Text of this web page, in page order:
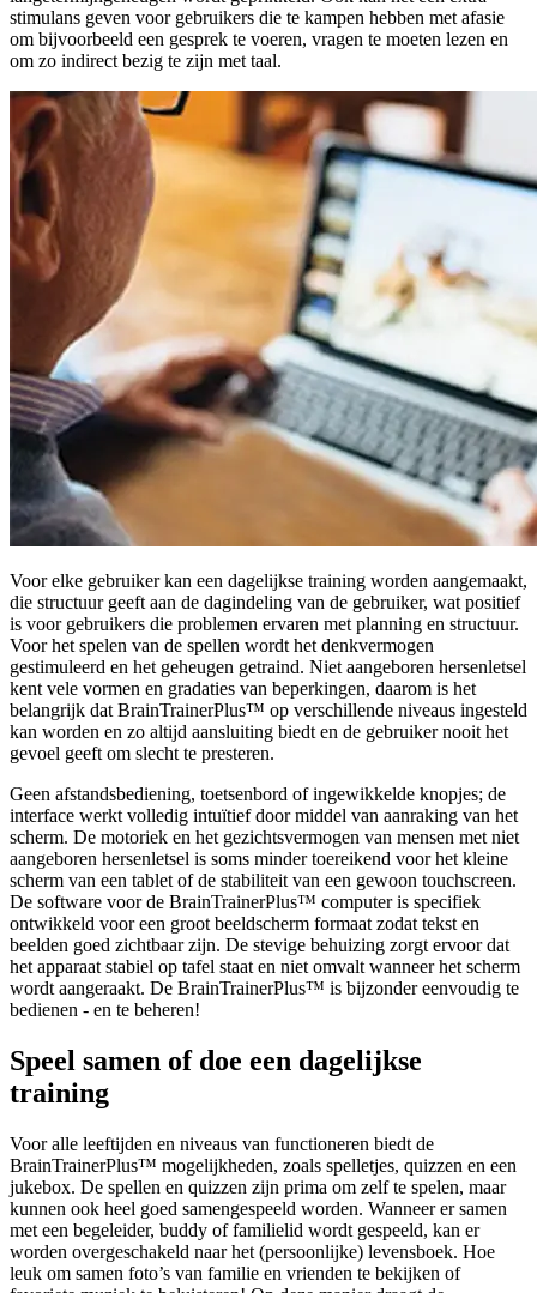
stimulans geven voor gebruikers die te kampen hebben met afasie
om bijvoorbeeld een gesprek te voeren, vragen te moeten lezen en
om zo indirect bezig te zijn met taal.
Voor elke gebruiker kan een dagelijkse training worden aangemaakt,
die structuur geeft aan de dagindeling van de gebruiker, wat positief
is voor gebruikers die problemen ervaren met planning en structuur.
Voor het spelen van de spellen wordt het denkvermogen
gestimuleerd en het geheugen getraind. Niet aangeboren hersenletsel
kent vele vormen en gradaties van beperkingen, daarom is het
belangrijk dat BrainTrainerPlus™ op verschillende niveaus ingesteld
kan worden en zo altijd aansluiting biedt en de gebruiker nooit het
gevoel geeft om slecht te presteren.
Geen afstandsbediening, toetsenbord of ingewikkelde knopjes; de
interface werkt volledig intuïtief door middel van aanraking van het
scherm. De motoriek en het gezichtsvermogen van mensen met niet
aangeboren hersenletsel is soms minder toereikend voor het kleine
scherm van een tablet of de stabiliteit van een gewoon touchscreen.
De software voor de BrainTrainerPlus™ computer is specifiek
ontwikkeld voor een groot beeldscherm formaat zodat tekst en
beelden goed zichtbaar zijn. De stevige behuizing zorgt ervoor dat
het apparaat stabiel op tafel staat en niet omvalt wanneer het scherm
wordt aangeraakt. De BrainTrainerPlus™ is bijzonder eenvoudig te
bedienen - en te beheren!
Speel samen of doe een dagelijkse
training
Voor alle leeftijden en niveaus van functioneren biedt de
BrainTrainerPlus™ mogelijkheden, zoals spelletjes, quizzen en een
jukebox. De spellen en quizzen zijn prima om zelf te spelen, maar
kunnen ook heel goed samengespeeld worden. Wanneer er samen
met een begeleider, buddy of familielid wordt gespeeld, kan er
worden overgeschakeld naar het (persoonlijke) levensboek. Hoe
leuk om samen foto’s van familie en vrienden te bekijken of